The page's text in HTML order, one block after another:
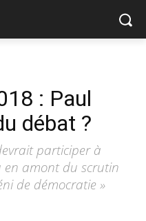
: Paul
débat ?
participer à
en amont du scrutin
de démocratie »